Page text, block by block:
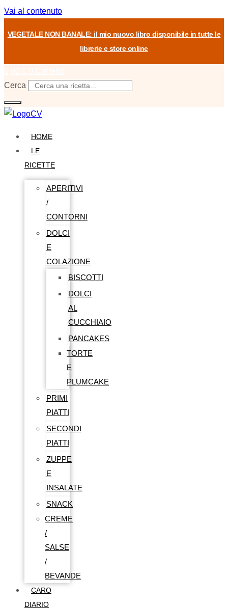
Vai al contenuto
VEGETALE NON BANALE: il mio nuovo libro disponibile in tutte le
librerie e store online
Cerca
HOME
LE
RICETTE
APERITIVI
/
CONTORNI
DOLCI
E
COLAZIONE
BISCOTTI
DOLCI
AL
CUCCHIAIO
PANCAKES
TORTE
E
PLUMCAKE
PRIMI
PIATTI
SECONDI
PIATTI
ZUPPE
E
INSALATE
SNACK
CREME
/
SALSE
/
BEVANDE
CARO
DIARIO